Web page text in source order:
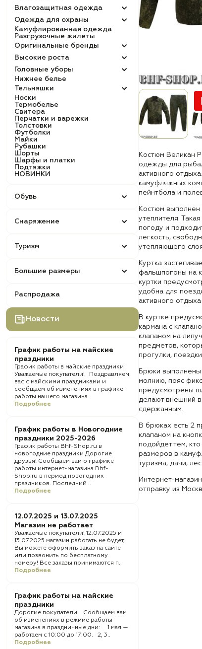
Влагозащитная одежда
Одежда для охраны
Камуфлированная одежда
Разгрузочные жилеты
Оригинальные бренды
Высокие роста
Головные уборы
Нижнее белье
Тельняшки
Носки
Термобелье
Свитера
Перчатки и варежки
Толстовки
Футболки
Майки
Рубашки
Шорты
Шарфы и платки
Подтяжки
НОВИНКИ
Обувь
Снаряжение
Туризм
Большие размеры
Распродажа
Новости
График работы на майские
праздники
График работы в майские праздники
Уважаемые покупатели! Поздравляем
вас с майскими праздниками и
сообщаем об изменениях в графике
работы нашего магазина..
Подробнее
График работы в Новогодние
праздники 2025-2026
График работы Bhf-Shop.ru в
новогодние праздники Дорогие
друзья! Сообщаем вам о графике
работы интернет-магазина Bhf-
Shop.ru в период новогодних
праздников. Последний ..
Подробнее
12.07.2025 и 13.07.2025
Магазин не работает
Уважаемые покупатели! 12.07.2025 и
13.07.2025 магазин работать не будет,
Вы можете оформить заказ на сайте
или позвонить по бесплатному
номеру! Все заказы принимаются п..
Подробнее
График работы на майские
праздники
Дорогие покупатели! Сообщаем вам
об изменениях в режиме работы
магазина в праздничные дни: 1 мая —
работаем с 10:00 до 17:00. 2, 3..
Подробнее
Костюм Великан
одежды для
активного
камуфляжных
пейнтбола и
Костюм выполнен
утеплителя.
погоду и
легкость,
утепляющего
Куртка
фальшпогоны на
куртки
удобна для
активного
В куртке
кармана с
клапаном на
предметов,
прогулки,
Брюки выполнены
молнию, пояс
предусмотрены
делают внешний
сдержанным.
В брюках есть 2
клапаном на
подойдет тем,
размеров в
туризма, дачи,
Интернет-
отправку из